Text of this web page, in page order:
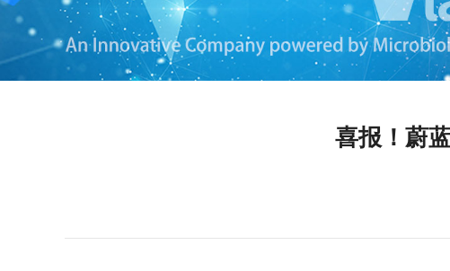
喜报！蔚